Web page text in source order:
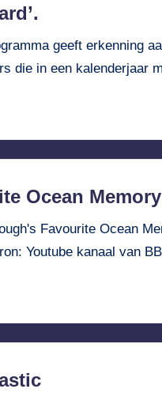
geeft erkenning
die in een kalenderjaar
Ocean Memory
Favourite Ocean
Youtube kanaal van